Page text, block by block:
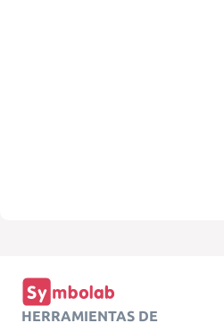
HERRAMIENTAS DE